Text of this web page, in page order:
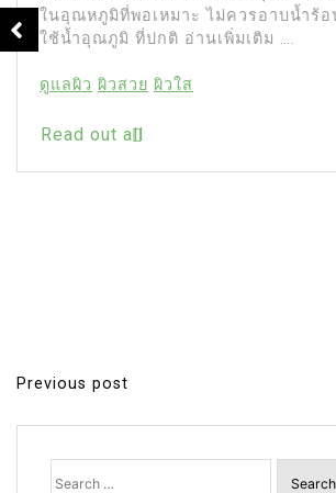
In ผู้หญิง
ฟังเพลงตอนทำงาน: ดีจริงห
ความสุข?
P
o
Previous post
Search
for: